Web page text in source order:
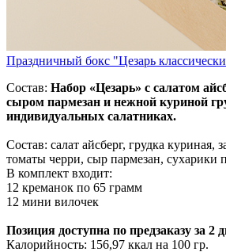
Праздничный бокс "Цезарь
Состав: Набор «Цезарь» с салатом
сыром пармезан и нежной куриной
индивидуальных салатниках.
Состав: салат айсберг, грудка куриная,
томаты черри, сыр пармезан, сухарики
В комплект входит:
12 креманок по 65 грамм
12 мини вилочек
Позиция доступна по предзаказу за 2
Калорийность: 156,97 ккал на 100 гр.